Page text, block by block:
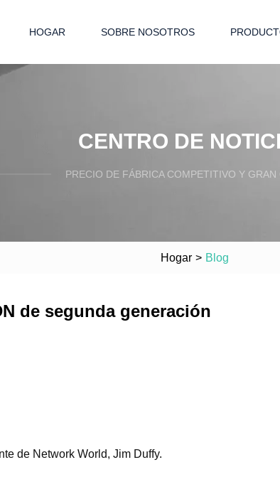
HOGAR SOBRE NOSOTROS
CENTRO DE
PRECIO DE FÁBRICA COMPETITIVO Y GRAN
Hogar > Blog
de segunda generación
de Network World, Jim Duffy.